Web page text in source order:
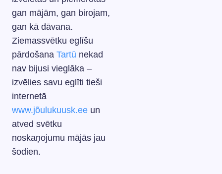
gan mājām, gan birojam,
gan kā dāvana.
Ziemassvētku eglīšu
pārdošana Tartū nekad
nav bijusi vieglāka –
izvēlies savu eglīti tieši
internetā
www.jõulukuusk.ee un
atved svētku
noskaņojumu mājās jau
šodien.